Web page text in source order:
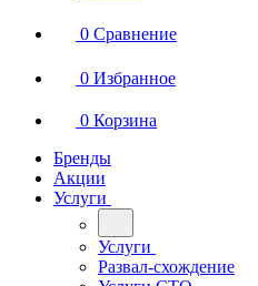
0 Сравнение
0 Избранное
0 Корзина
Бренды
Акции
Услуги
Услуги
Развал-схождение